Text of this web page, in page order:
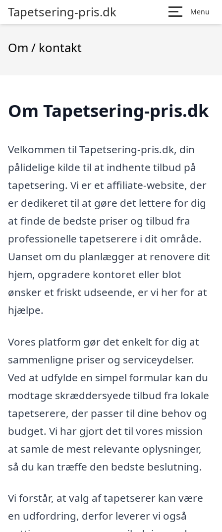
Tapetsering-pris.dk Menu
Om / kontakt
Om Tapetsering-pris.dk
Velkommen til Tapetsering-pris.dk, din
pålidelige kilde til at indhente tilbud på
tapetsering. Vi er et affiliate-website, der
er dedikeret til at gøre det lettere for dig
at finde de bedste priser og tilbud fra
professionelle tapetserere i dit område.
Uanset om du planlægger at renovere dit
hjem, opgradere kontoret eller blot
ønsker et friskt udseende, er vi her for at
hjælpe.
Vores platform gør det enkelt for dig at
sammenligne priser og serviceydelser.
Ved at udfylde en simpel formular kan du
modtage skræddersyede tilbud fra lokale
tapetserere, der passer til dine behov og
budget. Vi har gjort det til vores mission
at samle de mest relevante oplysninger,
så du kan træffe den bedste beslutning.
Vi forstår, at valg af tapetserer kan være
en udfordring, derfor leverer vi også